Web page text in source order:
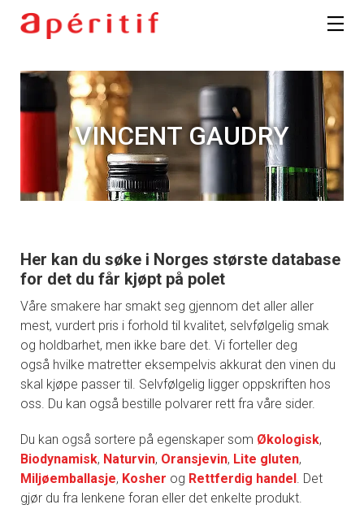
VINCENT GAUDRY
Her kan du søke i Norges største database
for det du får kjøpt på polet
Våre smakere har smakt seg gjennom det aller aller
mest, vurdert pris i forhold til kvalitet, selvfølgelig smak
og holdbarhet, men ikke bare det. Vi forteller deg
også hvilke matretter eksempelvis akkurat den vinen du
skal kjøpe passer til. Selvfølgelig ligger oppskriften hos
oss. Du kan også bestille polvarer rett fra våre sider.
Du kan også sortere på egenskaper som Økologisk,
Biodynamisk, Naturvin, Oransjevin, Lite gluten,
Miljøemballasje, Kosher og Rettferdig handel. Det
gjør du fra lenkene foran eller det enkelte produkt.